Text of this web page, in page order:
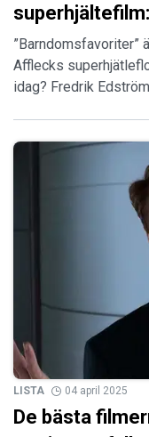
”Barndomsfavoriter”
Afflecks
idag? Fredrik
LISTA 04 april 2025
De bästa